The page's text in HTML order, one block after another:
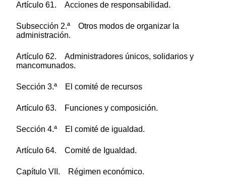
Artículo 61. Acciones de responsabilidad.
Subsección 2.ª Otros modos de organizar la
administración.
Artículo 62. Administradores únicos, solidarios y
mancomunados.
Sección 3.ª El comité de recursos
Artículo 63. Funciones y composición.
Sección 4.ª El comité de igualdad.
Artículo 64. Comité de Igualdad.
Capítulo VII. Régimen económico.